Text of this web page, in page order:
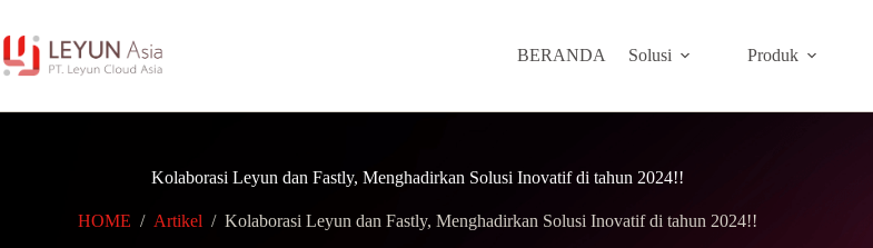
content
BERANDA Solusi Produk
Kolaborasi Leyun dan Fastly, Menghadirkan Solusi Inovatif di tahun 2024!!
HOME / Artikel / Kolaborasi Leyun dan Fastly, Menghadirkan Solusi Inovatif di tahun 2024!!